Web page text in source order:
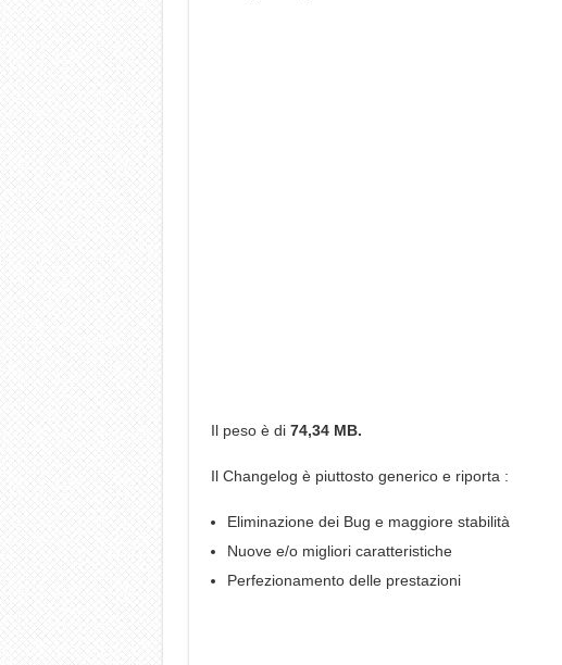
Il peso è di 74,34 MB.
Il Changelog è piuttosto generico e riporta :
Eliminazione dei Bug e maggiore stabilità
Nuove e/o migliori caratteristiche
Perfezionamento delle prestazioni